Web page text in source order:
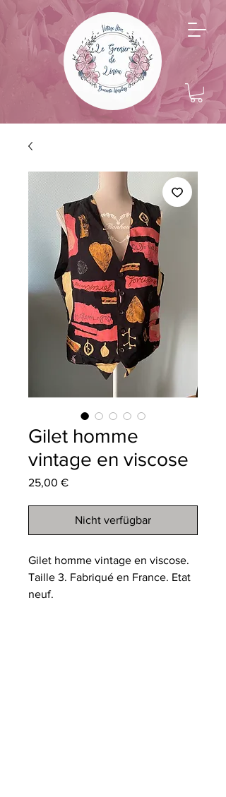
Gilet homme
vintage en viscose
25,00 €Preis
Nicht verfügbar
Gilet homme vintage en viscose.
Taille 3. Fabriqué en France. Etat
neuf.